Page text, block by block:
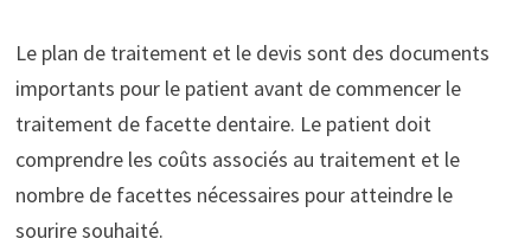
Le plan de traitement et le devis sont des documents
importants pour le patient avant de commencer le
traitement de facette dentaire. Le patient doit
comprendre les coûts associés au traitement et le
nombre de facettes nécessaires pour atteindre le
sourire souhaité.